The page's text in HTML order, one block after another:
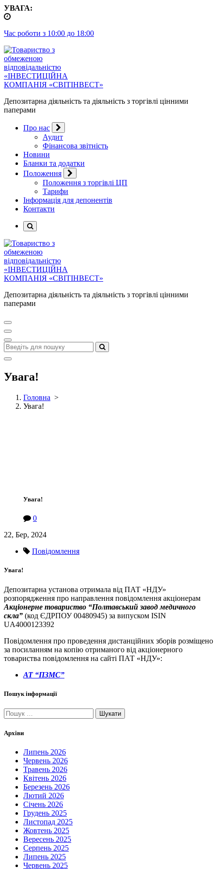
Перейти
до
УВАГА:
Час роботи з 10:00 до 18:00
Депозитарна діяльність та діяльність з торгівлі цінними
паперами
Про нас
Аудит
Фінансова звітність
Новини
Бланки та додатки
Положення
Положення з торгівлі ЦП
Тарифи
Інформація для депонентів
Контакти
Депозитарна діяльність та діяльність з торгівлі цінними
паперами
Увага!
Головна >
Увага!
Увага!
0
22, Бер, 2024
Повідомлення
Увага!
Депозитарна установа отримала від ПАТ «НДУ»
розпорядження про направлення повідомлення акціонерам
Акціонерне товариство “Полтавський завод медичного
скла” (код ЄДРПОУ 00480945) за випуском ISIN
UA4000123392
Повідомлення про проведення дистанційних зборів розміщено
за посиланням на копію отриманого від акціонерного
товариства повідомлення на сайті ПАТ «НДУ»:
АТ “ПЗМС”
Пошук інформації
Пошук:
Архіви
Липень 2026
Червень 2026
Травень 2026
Квітень 2026
Березень 2026
Лютий 2026
Січень 2026
Грудень 2025
Листопад 2025
Жовтень 2025
Вересень 2025
Серпень 2025
Липень 2025
Червень 2025